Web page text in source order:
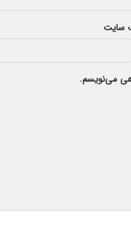
سایت
می‌نویسم.